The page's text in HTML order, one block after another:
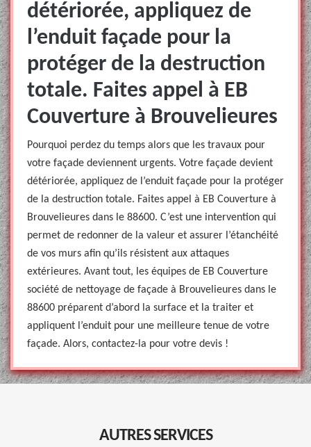
détériorée, appliquez de
l’enduit façade pour la
protéger de la destruction
totale. Faites appel à EB
Couverture à Brouvelieures
Pourquoi perdez du temps alors que les travaux pour
votre façade deviennent urgents. Votre façade devient
détériorée, appliquez de l’enduit façade pour la protéger
de la destruction totale. Faites appel à EB Couverture à
Brouvelieures dans le 88600. C’est une intervention qui
permet de redonner de la valeur et assurer l’étanchéité
de vos murs afin qu’ils résistent aux attaques
extérieures. Avant tout, les équipes de EB Couverture
société de nettoyage de façade à Brouvelieures dans le
88600 préparent d’abord la surface et la traiter et
appliquent l’enduit pour une meilleure tenue de votre
façade. Alors, contactez-la pour votre devis !
AUTRES SERVICES